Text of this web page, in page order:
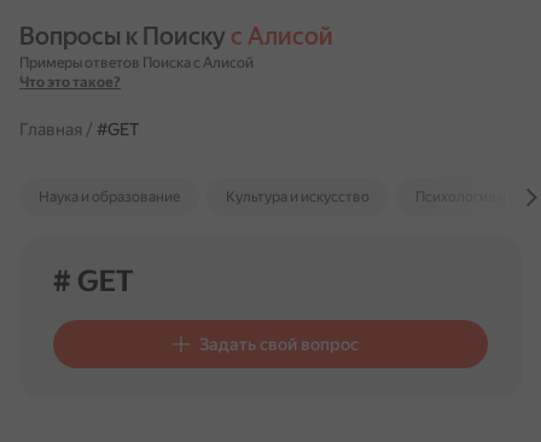
Вопросы к Поиску с Алисой
Примеры ответов Поиска с Алисой
Что это такое?
Главная / #GET
Наука и образование Культура и искусство Психология и
# GET
Задать свой вопрос